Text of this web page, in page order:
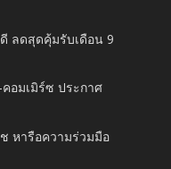
ลดสุดคุ้มรับเดือน 9
คอมเมิร์ซ ประกาศ
หารือความร่วมมือ